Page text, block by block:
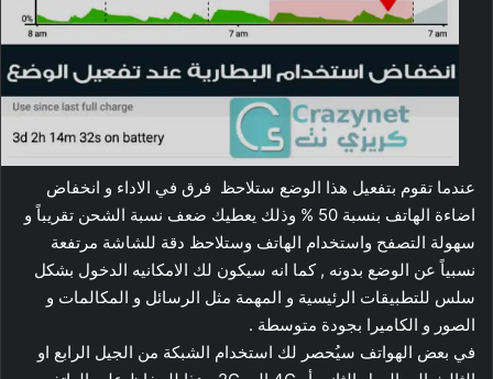
عندما تقوم بتفعيل هذا الوضع ستلاحظ فرق في الاداء و انخفاض
اضاءة الهاتف بنسبة 50 % وذلك يعطيك ضعف نسبة الشحن تقريباً و
سهولة التصفح واستخدام الهاتف وستلاحظ دقة للشاشة مرتفعة
نسبياً عن الوضع بدونه , كما انه سيكون لك الامكانيه الدخول بشكل
سلس للتطبيقات الرئيسية و المهمة مثل الرسائل و المكالمات و
الصور و الكاميرا بجودة متوسطة .
في بعض الهواتف سيُحصر لك استخدام الشبكة من الجيل الرابع او